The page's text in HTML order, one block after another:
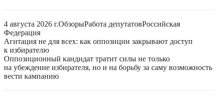
4 августа 2026 г.ОбзорыРабота депутатовРоссийская
Федерация
Агитация не для всех: как оппозиции закрывают доступ
к избирателю
Оппозиционный кандидат тратит силы не только
на убеждение избирателя, но и на борьбу за саму возможность
вести кампанию